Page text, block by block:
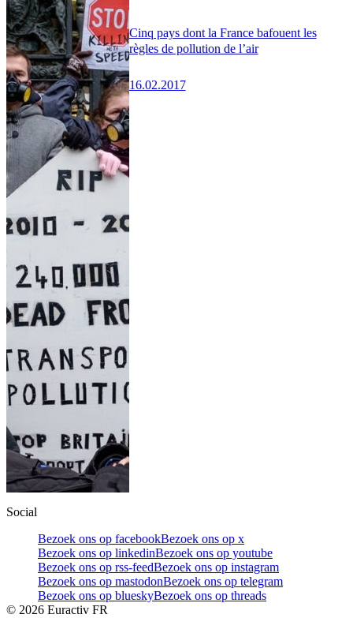
Cinq pays dont la France bafouent les
règles de pollution de l’air
16.02.2017
Social
Bezoek ons op facebookBezoek ons op x
Bezoek ons op linkedinBezoek ons op youtube
Bezoek ons op rss-feedBezoek ons op instagram
Bezoek ons op mastodonBezoek ons op telegram
Bezoek ons op blueskyBezoek ons op threads
© 2026 Euractiv FR